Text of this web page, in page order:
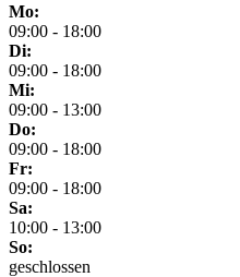
Mo:
09:00 - 18:00
Di:
09:00 - 18:00
Mi:
09:00 - 13:00
Do:
09:00 - 18:00
Fr:
09:00 - 18:00
Sa:
10:00 - 13:00
So:
geschlossen